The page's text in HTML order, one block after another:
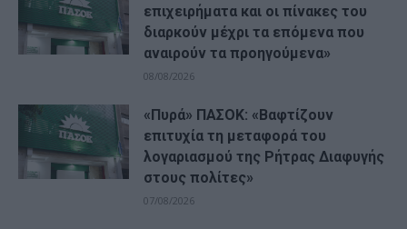
επιχειρήματα και οι πίνακες του
διαρκούν μέχρι τα επόμενα που
αναιρούν τα προηγούμενα»
08/08/2026
«Πυρά» ΠΑΣΟΚ: «Βαφτίζουν
επιτυχία τη μεταφορά του
λογαριασμού της Ρήτρας Διαφυγής
στους πολίτες»
07/08/2026